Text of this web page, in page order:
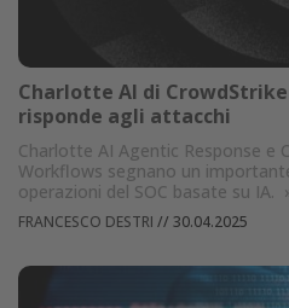
Charlotte AI di
risponde agli attacchi
Charlotte AI Agentic Response e
Workflows segnano un
operazioni del SOC basate su IA.
FRANCESCO DESTRI // 30.04.2025